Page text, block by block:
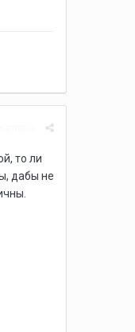
то ли
дабы не